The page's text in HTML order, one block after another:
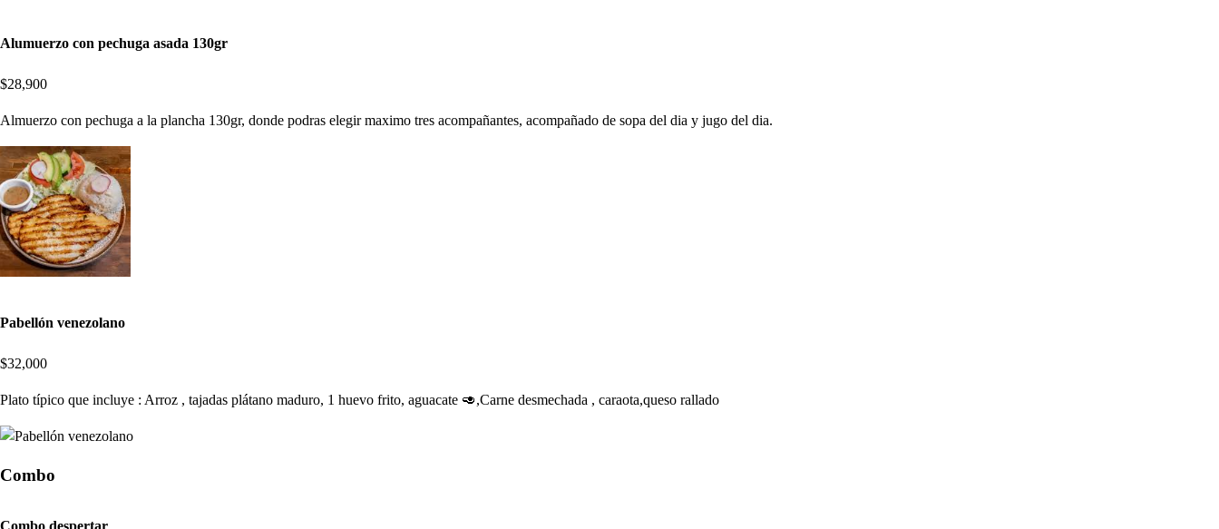
Alumuerzo con pechuga asada 130gr
$28,900
Almuerzo con pechuga a la plancha 130gr, donde podras elegir maximo tres acompañantes, acompañado de sopa del dia y jugo del dia.
Pabellón venezolano
$32,000
Plato típico que incluye : Arroz , tajadas plátano maduro, 1 huevo frito, aguacate 🥑,Carne desmechada , caraota,queso rallado
Combo
Combo despertar